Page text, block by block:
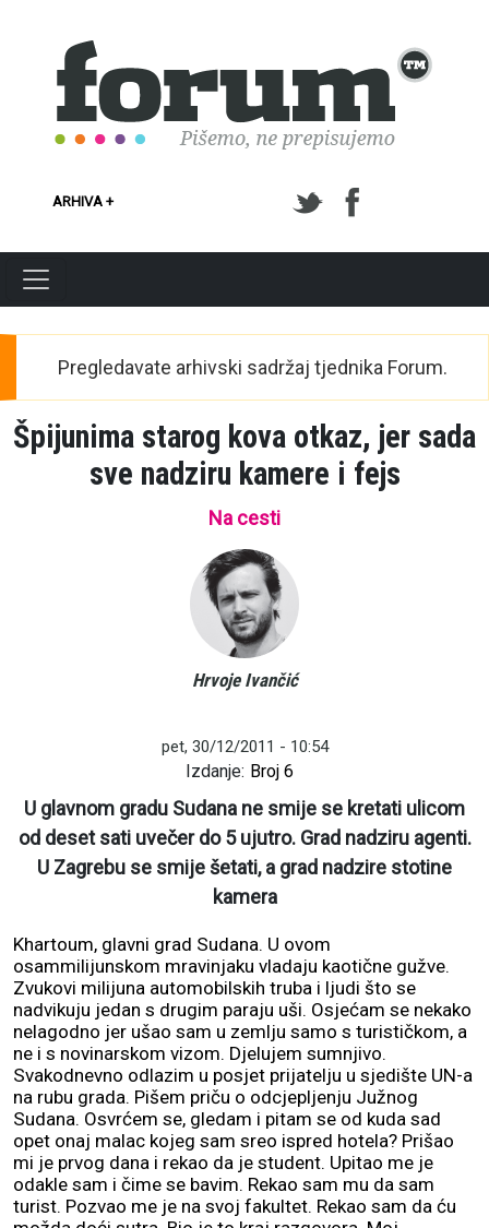
ARHIVA +
Pregledavate arhivski sadržaj tjednika Forum.
Špijunima starog kova otkaz, jer sada
sve nadziru kamere i fejs
Na cesti
Hrvoje Ivančić
pet, 30/12/2011 - 10:54
Izdanje: Broj 6
U glavnom gradu Sudana ne smije se kretati ulicom
od deset sati uvečer do 5 ujutro. Grad nadziru agenti.
U Zagrebu se smije šetati, a grad nadzire stotine
kamera
Khartoum, glavni grad Sudana. U ovom
osammilijunskom mravinjaku vladaju kaotične gužve.
Zvukovi milijuna automobilskih truba i ljudi što se
nadvikuju jedan s drugim paraju uši. Osjećam se nekako
nelagodno jer ušao sam u zemlju samo s turističkom, a
ne i s novinarskom vizom. Djelujem sumnjivo.
Svakodnevno odlazim u posjet prijatelju u sjedište UN-a
na rubu grada. Pišem priču o odcjepljenju Južnog
Sudana. Osvrćem se, gledam i pitam se od kuda sad
opet onaj malac kojeg sam sreo ispred hotela? Prišao
mi je prvog dana i rekao da je student. Upitao me je
odakle sam i čime se bavim. Rekao sam mu da sam
turist. Pozvao me je na svoj fakultet. Rekao sam da ću